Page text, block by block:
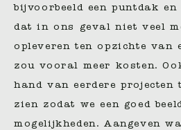
bijvoorbeeld een puntdak
dat in ons geval niet veel
opleveren ten opzichte van
zou vooral meer kosten.
hand van eerdere projecten
zien zodat we een goed
mogelijkheden. Aangeven